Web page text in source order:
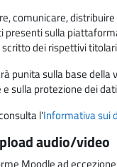
comunicare,
presenti sulla
dei rispettivi
punita sulla base
sulla protezione dei
l'Informativa sui
audio/video
Moodle ad